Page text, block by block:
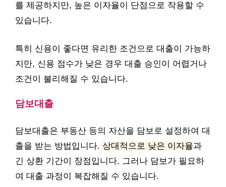
를 제공하지만, 높은 이자율이 단점으로 작용할 수
있습니다.
특히 신용이 좋다면 유리한 조건으로 대출이 가능하
지만, 신용 점수가 낮은 경우 대출 승인이 어렵거나
조건이 불리해질 수 있습니다.
담보대출
담보대출은 부동산 등의 자산을 담보로 설정하여 대
출을 받는 방법입니다. 상대적으로 낮은 이자율과
긴 상환 기간이 장점입니다. 그러나 담보가 필요하
여 대출 과정이 복잡해질 수 있습니다.